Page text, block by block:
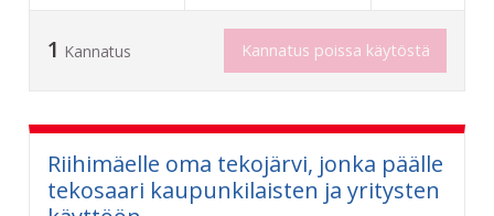
1 Kannatus Kannatus poissa käytöstä
Riihimäelle oma tekojärvi, jonka päälle
tekosaari kaupunkilaisten ja yritysten